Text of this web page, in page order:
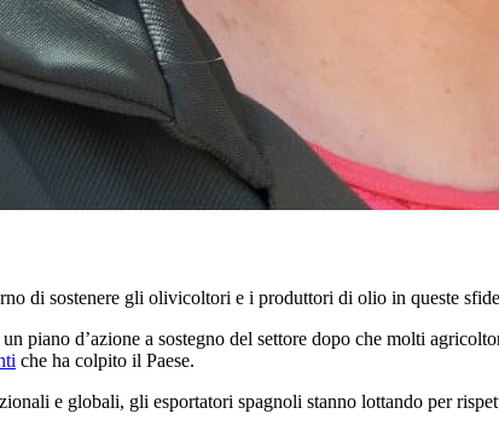
di sostenere gli olivicoltori e i produttori di olio in queste
piano d’azione a sostegno del settore dopo che molti
che ha colpito il Paese.
e globali, gli esportatori spagnoli stanno lottando per